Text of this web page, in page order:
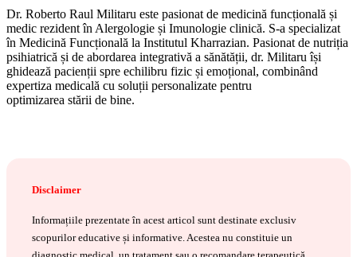
Dr. Roberto Raul Militaru este pasionat de medicină funcțională și
medic rezident în Alergologie și Imunologie clinică. S-a specializat
în Medicină Funcțională la Institutul Kharrazian. Pasionat de nutriția
psihiatrică și de abordarea integrativă a sănătății, dr. Militaru își
ghidează pacienții spre echilibru fizic și emoțional, combinând
expertiza medicală cu soluții personalizate pentru
optimizarea stării de bine.
Disclaimer
Informațiile prezentate în acest articol sunt destinate exclusiv
scopurilor educative și informative. Acestea nu constituie un